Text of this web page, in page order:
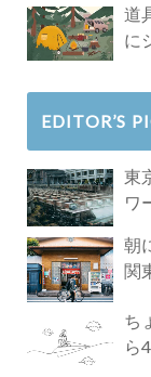
道
に
EDITOR’S
東
ワ
朝
関
ち
ら